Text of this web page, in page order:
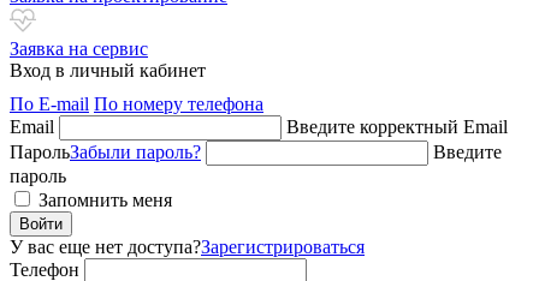
Заявка на сервис
Вход в личный кабинет
По E-mail По номеру телефона
Email
Введите корректный Email
ПарольЗабыли пароль?
Введите
пароль
Запомнить меня
Войти
У вас еще нет доступа?Зарегистрироваться
Телефон